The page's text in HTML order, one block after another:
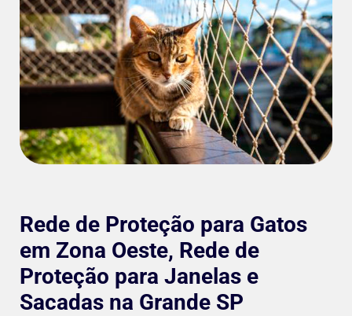
Rede de Proteção para Gatos
em Zona Oeste, Rede de
Proteção para Janelas e
Sacadas na Grande SP